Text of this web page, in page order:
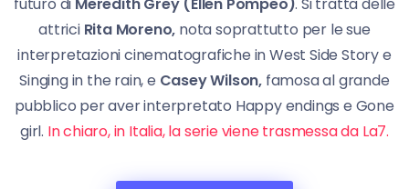
futuro di Meredith Grey (Ellen Pompeo). Si tratta delle
attrici Rita Moreno, nota soprattutto per le sue
interpretazioni cinematografiche in West Side Story e
Singing in the rain, e Casey Wilson, famosa al grande
pubblico per aver interpretato Happy endings e Gone
girl. In chiaro, in Italia, la serie viene trasmessa da La7.